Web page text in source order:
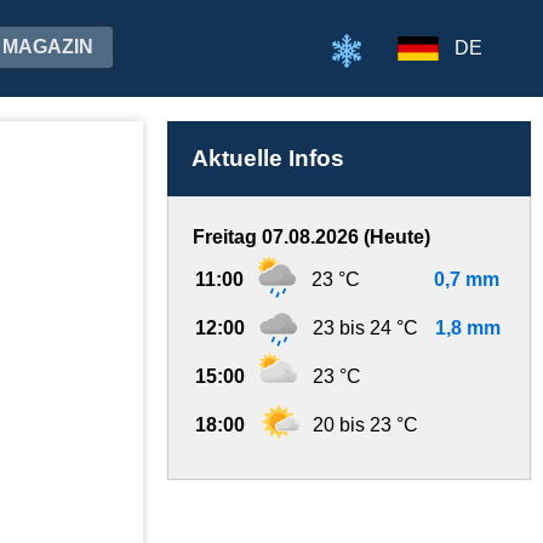
MAGAZIN DE
Aktuelle Infos
Freitag 07.08.2026 (Heute)
11:00 23 °C 0,7 mm
12:00 23 bis 24 °C 1,8 mm
15:00 23 °C
18:00 20 bis 23 °C